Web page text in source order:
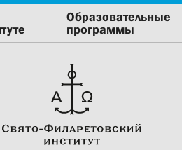
Образовательные
программы